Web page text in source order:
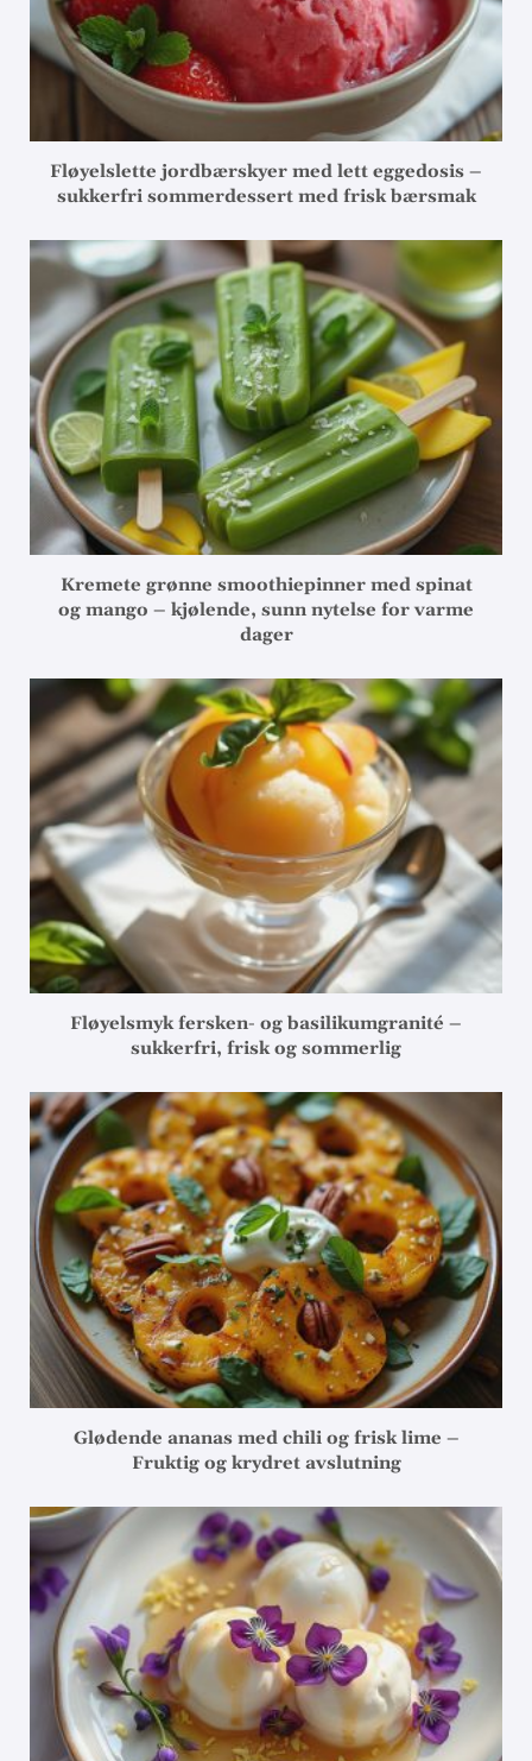
Fløyelslette jordbærskyer med lett eggedosis –
sukkerfri sommerdessert med frisk bærsmak
Kremete grønne smoothiepinner med spinat
og mango – kjølende, sunn nytelse for varme
dager
Fløyelsmyk fersken- og basilikumgranité –
sukkerfri, frisk og sommerlig
Glødende ananas med chili og frisk lime –
Fruktig og krydret avslutning